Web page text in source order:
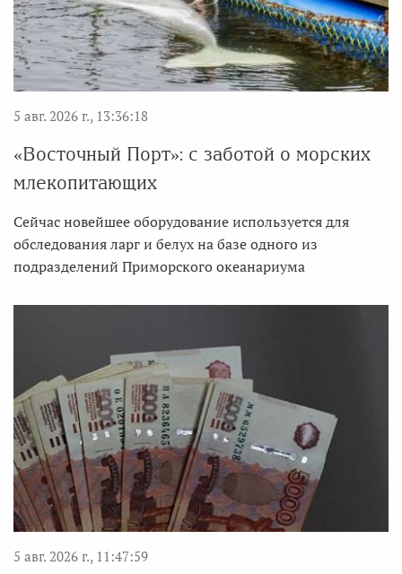
5 авг. 2026 г., 13:36:18
«Восточный Порт»: с заботой о морских
млекопитающих
Сейчас новейшее оборудование используется для
обследования ларг и белух на базе одного из
подразделений Приморского океанариума
5 авг. 2026 г., 11:47:59